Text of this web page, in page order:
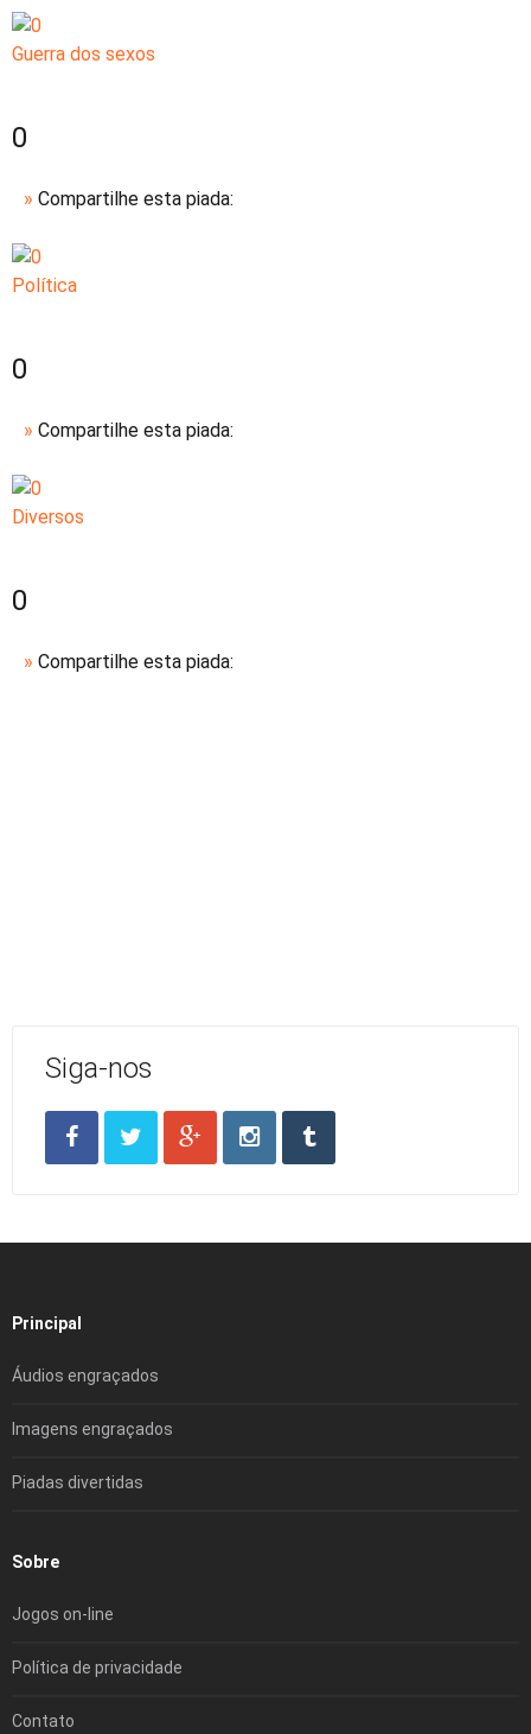
Guerra dos sexos
0
» Compartilhe esta piada:
Política
0
» Compartilhe esta piada:
Diversos
0
» Compartilhe esta piada:
Siga-nos
Principal
Áudios engraçados
Imagens engraçados
Piadas divertidas
Sobre
Jogos on-line
Política de privacidade
Contato